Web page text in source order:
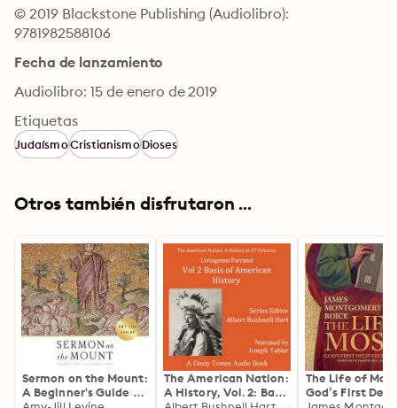
© 2019 Blackstone Publishing (Audiolibro):
9781982588106
Fecha de lanzamiento
Audiolibro: 15 de enero de 2019
Etiquetas
JudaísmoCristianismoDioses
Otros también disfrutaron ...
Sermon on the Mount:
A Beginner's Guide to
The American Nation:
A History, Vol. 2: Basis
The Life of
God’s First